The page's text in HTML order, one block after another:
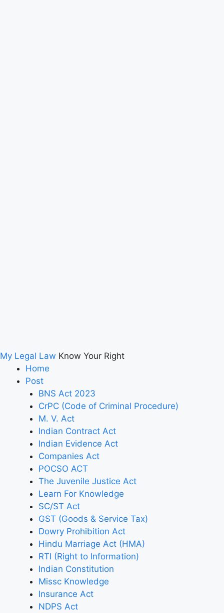
My Legal Law Know Your Right
Home
Post
BNS Act 2023
CrPC (Code of Criminal Procedure)
M. V. Act
Indian Contract Act
Indian Evidence Act
Companies Act
POCSO ACT
The Juvenile Justice Act
Learn For Knowledge
SC/ST Act
GST (Goods & Service Tax)
Dowry Prohibition Act
Hindu Marriage Act (HMA)
RTI (Right to Information)
Indian Constitution
Missc Knowledge
Insurance Act
NDPS Act